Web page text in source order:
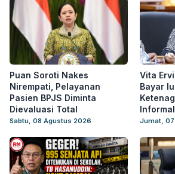
Puan Soroti Nakes
Nirempati, Pelayanan
Pasien BPJS Diminta
Dievaluasi Total
Sabtu, 08 Agustus 2026
Vita
Bayar
Informal
Jumat,